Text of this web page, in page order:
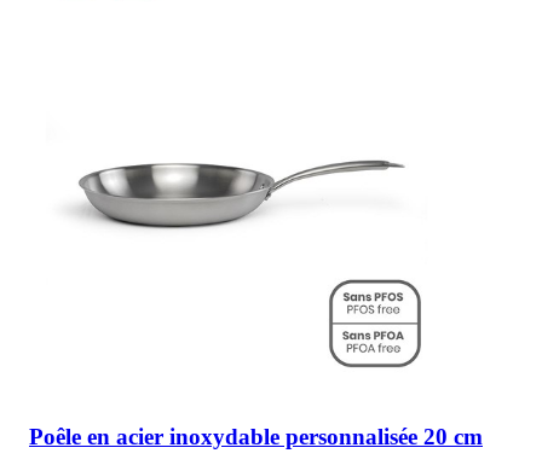
Poêle en acier inoxydable personnalisée 20 cm